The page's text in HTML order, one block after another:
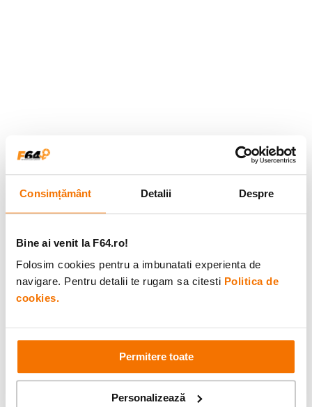
Consimțământ Detalii Despre
Bine ai venit la F64.ro!
Folosim cookies pentru a imbunatati experienta de
navigare. Pentru detalii te rugam sa citesti Politica de
cookies.
Permitere toate
Personalizează